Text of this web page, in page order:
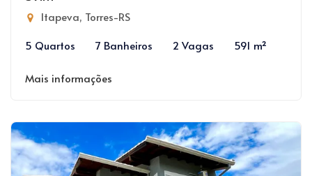
Itapeva, Torres-RS
5 Quartos
7 Banheiros 2 Vagas 591 m²
Mais informações